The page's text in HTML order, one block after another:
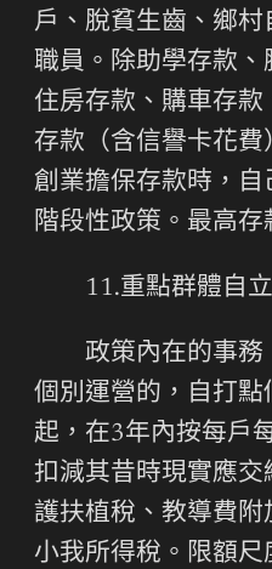
戶、脫貧生齒、鄉
職員。除助學存款、
住房存款、購車存
存款（含信譽卡花
創業擔保存款時，
階段性政策。最高存
11.重點群體自
政策內在的事務
個別運營的，自打點
起，在3年內按每戶
扣減其昔時現實應
護扶植稅、教導費
小我所得稅。限額尺